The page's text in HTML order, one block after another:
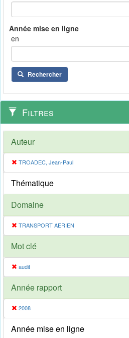
en
Rechercher
Filtres
Auteur
TROADEC, Jean-Paul
Thématique
Domaine
TRANSPORT AERIEN
Mot clé
audit
Année rapport
2008
Année mise en ligne